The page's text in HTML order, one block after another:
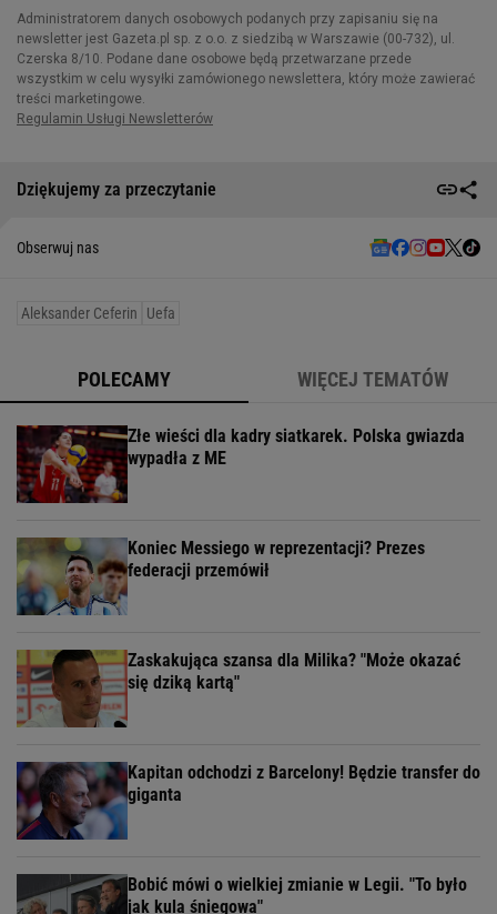
Dziękujemy za przeczytanie
Obserwuj nas
Aleksander Ceferin Uefa
POLECAMY WIĘCEJ TEMATÓW
Złe wieści dla kadry siatkarek. Polska gwiazda
wypadła z ME
Koniec Messiego w reprezentacji? Prezes
federacji przemówił
Zaskakująca szansa dla Milika? "Może okazać
się dziką kartą"
Kapitan odchodzi z Barcelony! Będzie transfer do
giganta
Bobić mówi o wielkiej zmianie w Legii. "To było
jak kula śniegowa"